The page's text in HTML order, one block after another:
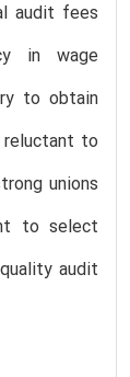
audit fees
in wage
to obtain
reluctant to
unions
to select
audit